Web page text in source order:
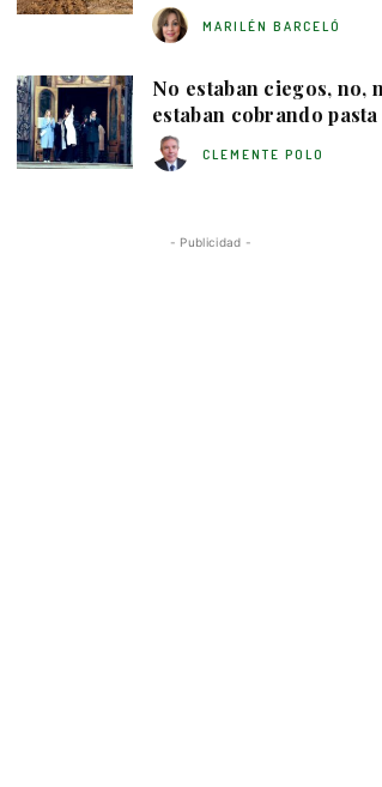
MARILÉN BARCELÓ
No estaban ciegos, no,
estaban cobrando pasta
CLEMENTE POLO
- Publicidad -